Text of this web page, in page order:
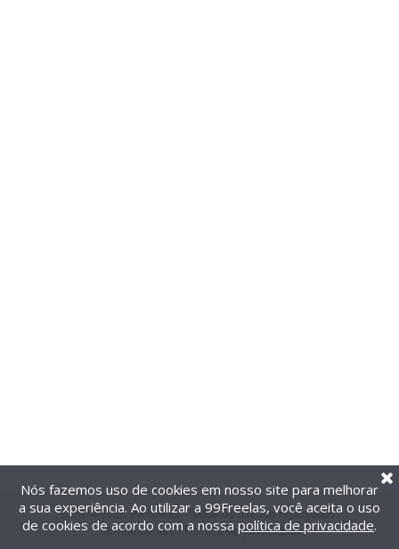
@2014-2026 99Freelas. Todos os direitos reservados.
Termos de uso| Política de privacidade
Nós fazemos uso de cookies em nosso site para melhorar
a sua experiência. Ao utilizar a 99Freelas, você aceita o uso
de cookies de acordo com a nossa política de privacidade.